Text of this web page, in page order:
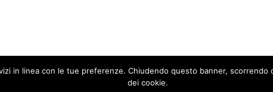
in linea con le tue preferenze. Chiudendo questo banner, scorrendo
dei cookie.